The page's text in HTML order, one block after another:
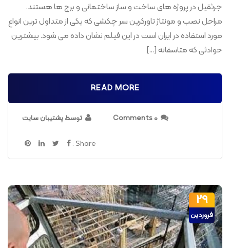
جرثقیل در پروژه های ساخت و ساز ساختمانی و برج ها هستند.
مراحل نصب و مونتاژ تاورکرین سر چکشی که یکی از متداول ترین انواع
مورد استفاده در ایران است در این فیلم نشان داده می شود. بیشترین
حوادثی که متاسفانه […]
READ MORE
0 Comments توسط پشتیبان سایت
Share :
29
فروردین